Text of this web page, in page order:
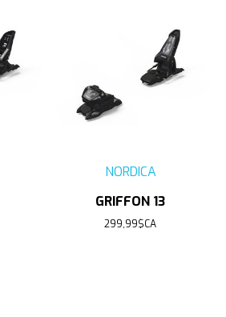
NORDICA
GRIFFON 13
299,99$CA